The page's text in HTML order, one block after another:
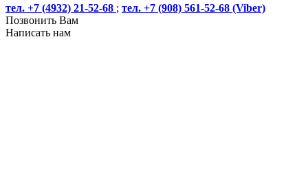
тел. +7 (4932) 21-52-68 ; тел. +7 (908) 561-52-68 (Viber)
Позвонить Вам
Написать нам